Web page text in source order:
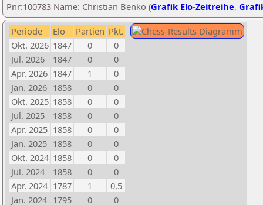
Pnr:100783 Name: Christian Benkö (Grafik Elo-Zeitreihe,
Periode Elo Partien Pkt.
Okt. 2026 1847 0
0
Jul. 2026
1847 0
0
Apr. 2026 1847 1
0
Jan. 2026 1858 0
0
Okt. 2025 1858 0
0
Jul. 2025
1858 0
0
Apr. 2025 1858 0
0
Jan. 2025 1858 0
0
Okt. 2024 1858 0
0
Jul. 2024
1858 0
0
Apr. 2024 1787 1
0,5
Jan. 2024 1795 0
0